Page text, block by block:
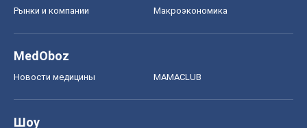
Рынки и компании Mакроэкономика
MedOboz
Новости медицины MAMACLUB
Шоу